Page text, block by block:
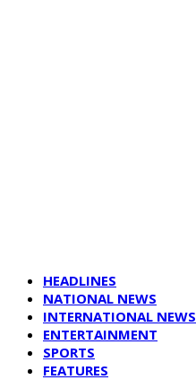
HEADLINES
NATIONAL NEWS
INTERNATIONAL NEWS
ENTERTAINMENT
SPORTS
FEATURES